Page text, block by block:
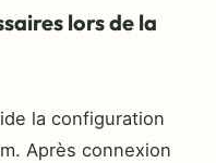
lors de la
la configuration
Après connexion